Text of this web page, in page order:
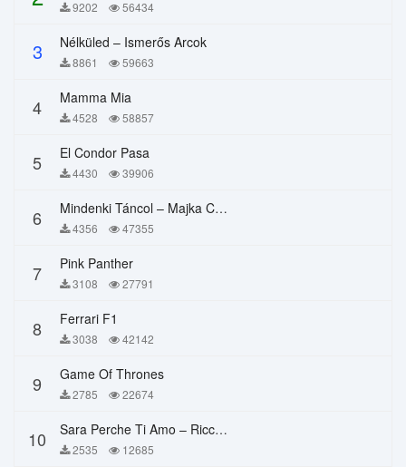
9202 56434
3 Nélküled – Ismerős Arcok
8861 59663
4 Mamma Mia
4528 58857
5 El Condor Pasa
4430 39906
6 Mindenki Táncol – Majka Curtis, Péter Majoros
4356 47355
7 Pink Panther
3108 27791
8 Ferrari F1
3038 42142
9 Game Of Thrones
2785 22674
10 Sara Perche Ti Amo – Ricchi E Poveri
2535 12685